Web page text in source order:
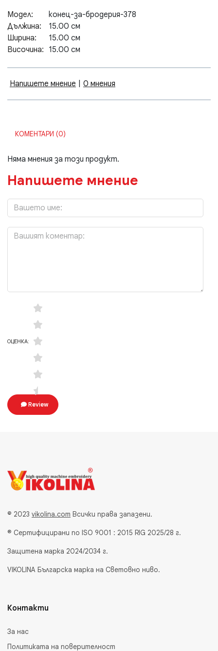
Модел:
конец-за-бродерия-378
Дължина:
15.00 см
Ширина:
15.00 см
Височина: 15.00 см
Напишете мнение 0 мнения
КОМЕНТАРИ (0)
Няма мнения за този продукт.
Напишете мнение
ОЦЕНКА:
Review
© 2023 vikolina.com Всички права запазени.
® Сертифицирани по ISO 9001 : 2015 RIG 2025/28 г.
Защитена марка 2024/2034 г.
VIKOLINA Българска марка на Световно ниво.
Контакти
За нас
Политиката на поверителност